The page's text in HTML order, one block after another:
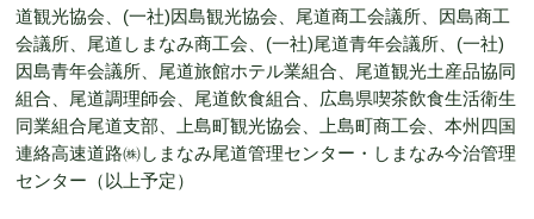
道観光協会、(一社)因島観光協会、尾道商工会議所、因島商工
会議所、尾道しまなみ商工会、(一社)尾道青年会議所、(一社)
因島青年会議所、尾道旅館ホテル業組合、尾道観光土産品協同
組合、尾道調理師会、尾道飲食組合、広島県喫茶飲食生活衛生
同業組合尾道支部、上島町観光協会、上島町商工会、本州四国
連絡高速道路㈱しまなみ尾道管理センター・しまなみ今治管理
センター（以上予定）